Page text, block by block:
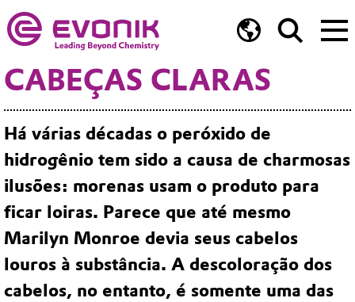
CABEÇAS CLARAS
Há várias décadas o peróxido de
hidrogênio tem sido a causa de charmosas
ilusões: morenas usam o produto para
ficar loiras. Parece que até mesmo
Marilyn Monroe devia seus cabelos
louros à substância. A descoloração dos
cabelos, no entanto, é somente uma das